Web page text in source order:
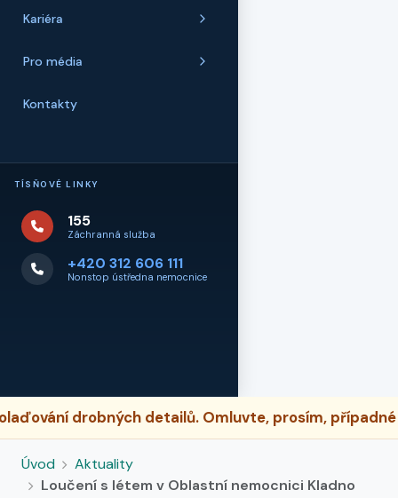
Kariéra
Pro média
Kontakty
TÍSŇOVÉ LINKY
155
Záchranná služba
+420 312 606 111
Nonstop ústředna nemocnice
detailů. Omluvte, prosím, případné dočasné
Úvod
Aktuality
Loučení s létem v Oblastní nemocnici Kladno